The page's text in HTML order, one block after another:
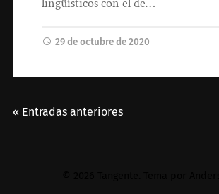
29 de octubre de 2020
« Entradas anteriores